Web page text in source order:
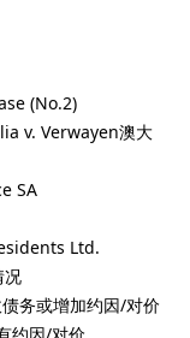
(No.2)
v. Verwayen澳大
SA
Ltd.
况
务或增加约因/对价